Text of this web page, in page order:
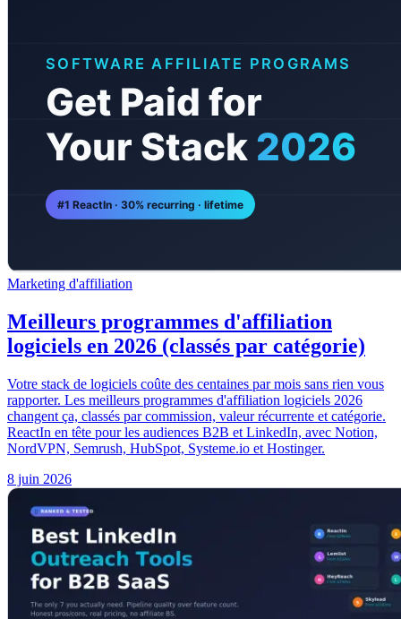
Marketing d'affiliation
Meilleurs programmes d'affiliation
logiciels en 2026 (classés par catégorie)
Votre stack de logiciels coûte des centaines par mois sans rien vous
rapporter. Les meilleurs programmes d'affiliation logiciels 2026
changent ça, classés par commission, valeur récurrente et catégorie.
ReactIn en tête pour les audiences B2B et LinkedIn, avec Notion,
NordVPN, Semrush, HubSpot, Systeme.io et Hostinger.
8 juin 2026